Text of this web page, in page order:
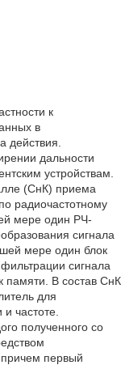
к
в
действия.
дальности
устройствам.
(СнК) приема
радиочастотному
мере один РЧ-
сигнала
мере один блок
сигнала
В состав СнК
для
частоте.
полученного со
первый